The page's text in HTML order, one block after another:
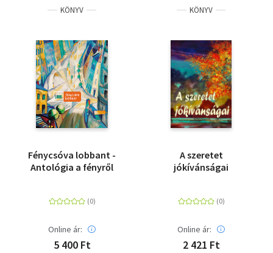
KÖNYV
Fénycsóva lobbant -
Antológia a fényről
Online ár:
5 400 Ft
KÖNYV
A szeretet
jókívánságai
Online ár:
2 421 Ft